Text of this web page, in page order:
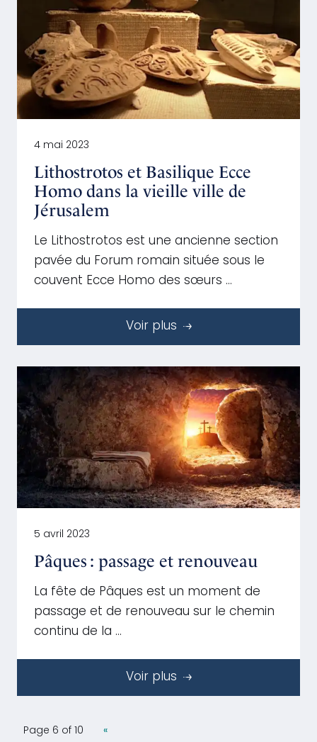
4 mai 2023
Lithostrotos et Basilique Ecce
Homo dans la vieille ville de
Jérusalem
Le Lithostrotos est une ancienne section
pavée du Forum romain située sous le
couvent Ecce Homo des sœurs …
Voir plus
5 avril 2023
Pâques : passage et renouveau
La fête de Pâques est un moment de
passage et de renouveau sur le chemin
continu de la …
Voir plus
Page 6 of 10
«